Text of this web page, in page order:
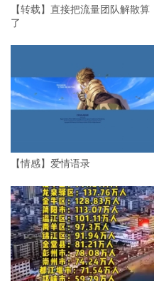
【转载】直接把流量团队解散算
了
【情感】爱情语录